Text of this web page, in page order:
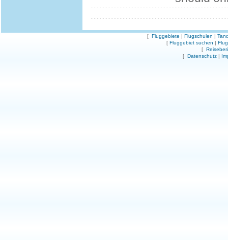
[ Fluggebiete | Flugschulen |
[ Fluggebiet suchen |
[
[ Datenschutz |